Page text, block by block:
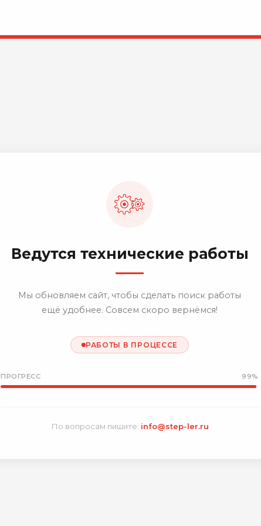
Ведутся технические работы
Мы обновляем сайт, чтобы сделать поиск работы
ещё удобнее. Совсем скоро вернёмся!
РАБОТЫ В ПРОЦЕССЕ
ПРОГРЕСС 99%
По вопросам пишите: info@step-ler.ru